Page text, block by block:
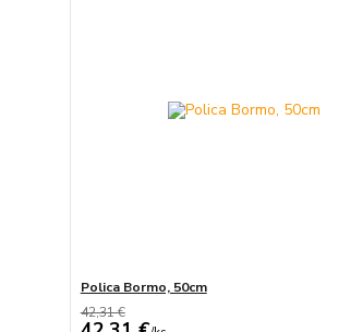
Polica Bormo, 50cm
42,31 €